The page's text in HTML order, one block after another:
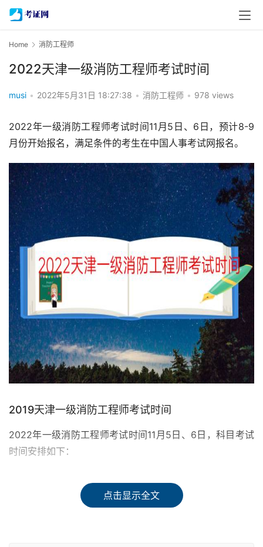
Home 消防工程师
2022天津一级消防工程师考试时间
musi • 2022年5月31日 18:27:38 • 消防工程师 • 978 views
2022年一级消防工程师考试时间11月5日、6日，预计8-9
月份开始报名，满足条件的考生在中国人事考试网报名。
2019天津一级消防工程师考试时间
2022年一级消防工程师考试时间11月5日、6日，科目考试
时间安排如下：
上午9:00—11:30 消防安全技术实务（客观题）
点击显示全文